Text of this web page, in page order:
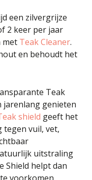
een zilvergrijze
2 keer per jaar
met Teak Cleaner.
en behoudt het
Teak
jarenlang genieten
shield geeft het
tegen vuil, vet,
uitstraling
Shield helpt dan